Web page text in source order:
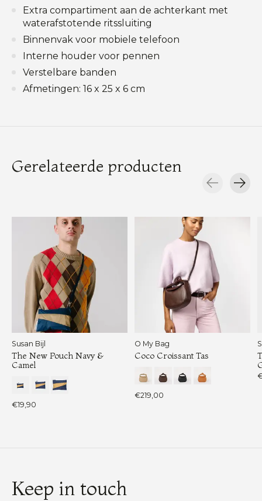
Extra compartiment aan de achterkant met
waterafstotende ritssluiting
Binnenvak voor mobiele telefoon
Interne houder voor pennen
Verstelbare banden
Afmetingen: 16 x 25 x 6 cm
Gerelateerde producten
Susan Bijl
The New Pouch Navy &
Camel
€19,90
O My Bag
Coco Croissant Tas
€219,00
Keep in touch